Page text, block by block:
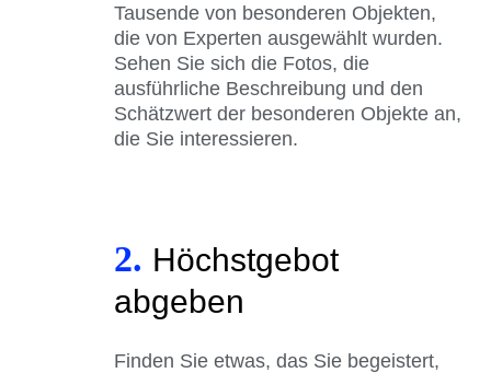
Tausende von besonderen Objekten,
die von Experten ausgewählt wurden.
Sehen Sie sich die Fotos, die
ausführliche Beschreibung und den
Schätzwert der besonderen Objekte an,
die Sie interessieren.
2. Höchstgebot
abgeben
Finden Sie etwas, das Sie begeistert,